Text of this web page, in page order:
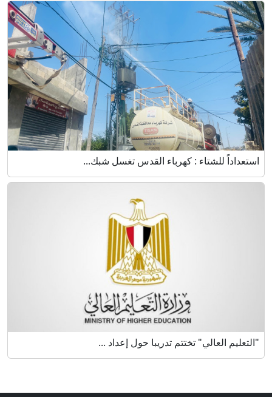
استعداداً للشتاء : كهرباء القدس تغسل شبك...
"التعليم العالي" تختتم تدريبا حول إعداد ...